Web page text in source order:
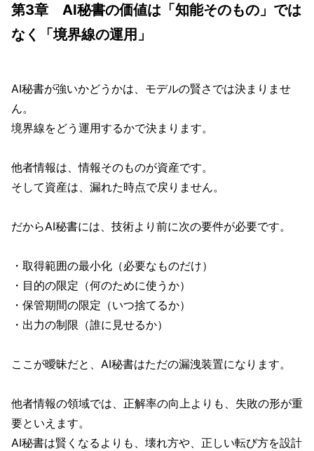
第3章 AI秘書の価値は「知能そのもの」では
なく「境界線の運用」
AI秘書が強いかどうかは、モデルの賢さでは決まりませ
ん。
境界線をどう運用するかで決まります。
他者情報は、情報そのものが資産です。
そして資産は、漏れた時点で戻りません。
だからAI秘書には、技術より前に次の要件が必要です。
・取得範囲の最小化（必要なものだけ）
・目的の限定（何のために使うか）
・保管期間の限定（いつ捨てるか）
・出力の制限（誰に見せるか）
ここが曖昧だと、AI秘書はただの漏洩装置になります。
他者情報の領域では、正解率の向上よりも、失敗の形が重
要といえます。
AI秘書は賢くなるよりも、壊れ方や、正しい転び方を設計